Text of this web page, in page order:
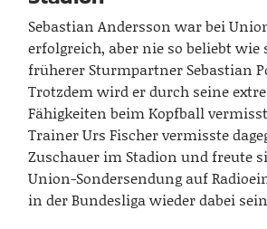
Sebastian Andersson war bei
erfolgreich, aber nie so beliebt wie
früherer Sturmpartner Sebastian
Trotzdem wird er durch seine
Fähigkeiten beim Kopfball
Trainer Urs Fischer vermisste
Zuschauer im Stadion und freute
Union-Sondersendung auf
in der Bundesliga wieder dabei